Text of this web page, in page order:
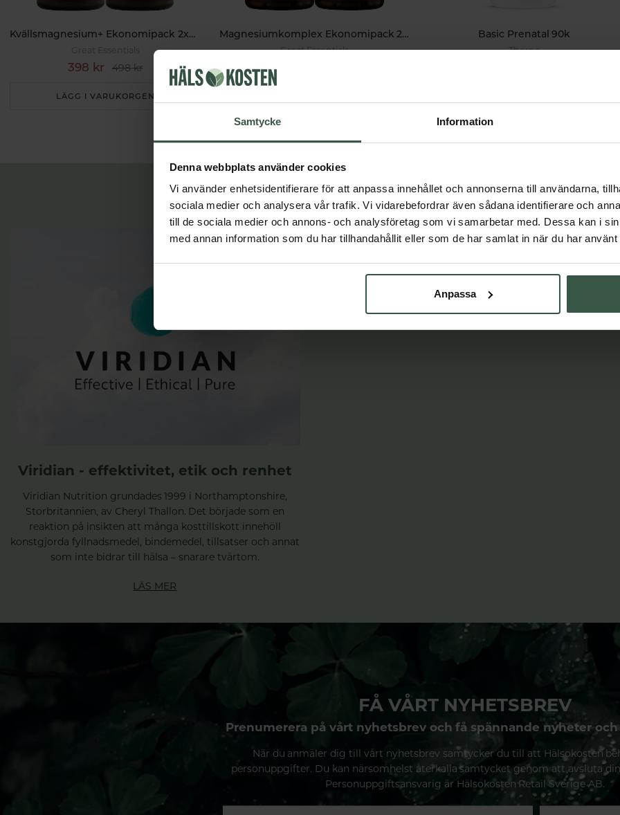
Samtycke Information
Denna webbplats använder cookies
Vi använder enhetsidentifierare för att anpassa innehållet och annonserna till användarna,
sociala medier och analysera vår trafik. Vi vidarebefordrar även sådana identifierare och
till de sociala medier och annons- och analysföretag som vi samarbetar med. Dessa kan i
med annan information som du har tillhandahållit eller som de har samlat in när du har
Anpassa
Kvällsmagnesium+ Ekonomipack 2x90k
Great Essentials
398 kr 498 kr
LÄGG I VARUKORGEN
Magnesiumkomplex Ekonomipack 2x90k
Great Essentials
Basic Prenatal 90k
Thorne
Lär dig mer
Viridian - effektivitet, etik och renhet
Viridian Nutrition grundades 1999 i Northamptonshire,
Storbritannien, av Cheryl Thallon. Det började som en
reaktion på insikten att många kosttillskott innehöll
konstgjorda fyllnadsmedel, bindemedel, tillsatser och annat
som inte bidrar till hälsa – snarare tvärtom.
LÄS MER
FÅ VÅRT NYHETSBREV
Prenumerera på vårt nyhetsbrev och få spännande nyheter
När du anmäler dig till vårt nyhetsbrev samtycker du till att Hälsokosten
personuppgifter. Du kan närsomhelst återkalla samtycket genom att avsluta
Personuppgiftsansvarig är Hälsokosten Retail Sverige AB.